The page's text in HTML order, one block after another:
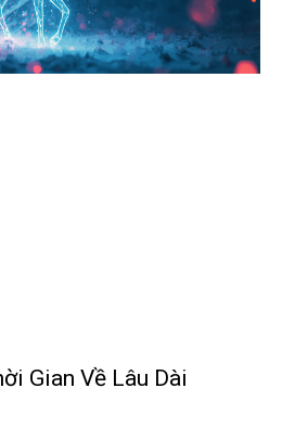
Gian Về Lâu Dài